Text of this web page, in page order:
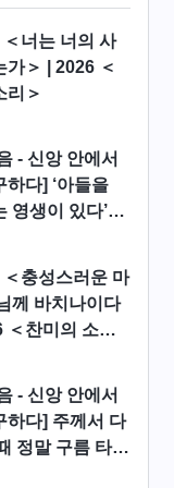
아무도
역＞
양 ＜말
는 사역
찬양 ＜마
위한
찬양 ＜육
같은
찬양 ＜말
심판하고
너는 너의 사
가＞ | 2026 ＜
리＞
- 신앙 안에서
하다] ‘아들을
영생이 있다’는
＜충성스러운 마
께 바치나이다
＜찬미의 소리
- 신앙 안에서
하다] 주께서 다
정말 구름 타고